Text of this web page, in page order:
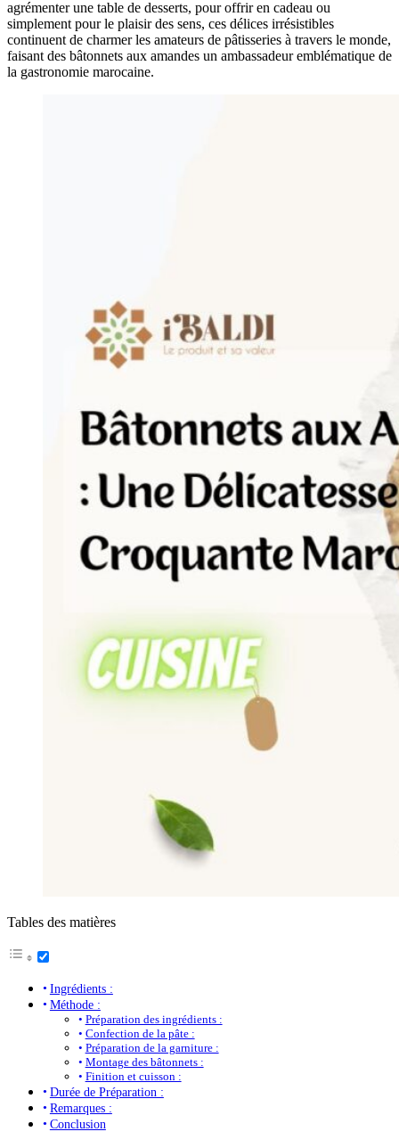
agrémenter une table de desserts, pour offrir en cadeau ou
simplement pour le plaisir des sens, ces délices irrésistibles
continuent de charmer les amateurs de pâtisseries à travers le monde,
faisant des bâtonnets aux amandes un ambassadeur emblématique de
la gastronomie marocaine.
Tables des matières
Ingrédients :
Méthode :
Préparation des ingrédients :
Confection de la pâte :
Préparation de la garniture :
Montage des bâtonnets :
Finition et cuisson :
Durée de Préparation :
Remarques :
Conclusion